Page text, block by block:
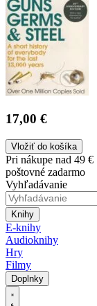
17,00 €
Vložiť do košíka
Pri nákupe nad 49 €
poštovné zadarmo
Vyhľadávanie
Knihy
E-knihy
Audioknihy
Hry
Filmy
Doplnky